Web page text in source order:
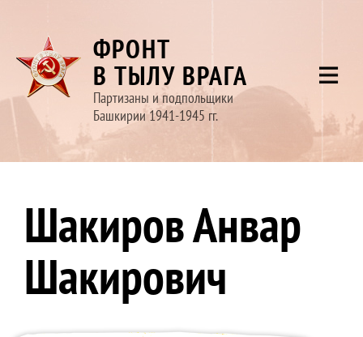
ФРОНТ
В ТЫЛУ ВРАГА
Партизаны и подпольщики
Башкирии 1941-1945 гг.
Шакиров Анвар
Шакирович